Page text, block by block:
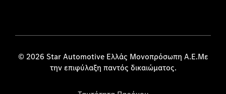
© 2026 Star Automotive Ελλάς Μονοπρόσωπη Α.Ε.Με
την επιφύλαξη παντός δικαιώματος.